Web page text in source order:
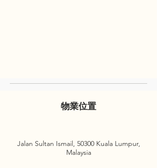
物業位置
Jalan Sultan Ismail, 50300 Kuala Lumpur,
Malaysia